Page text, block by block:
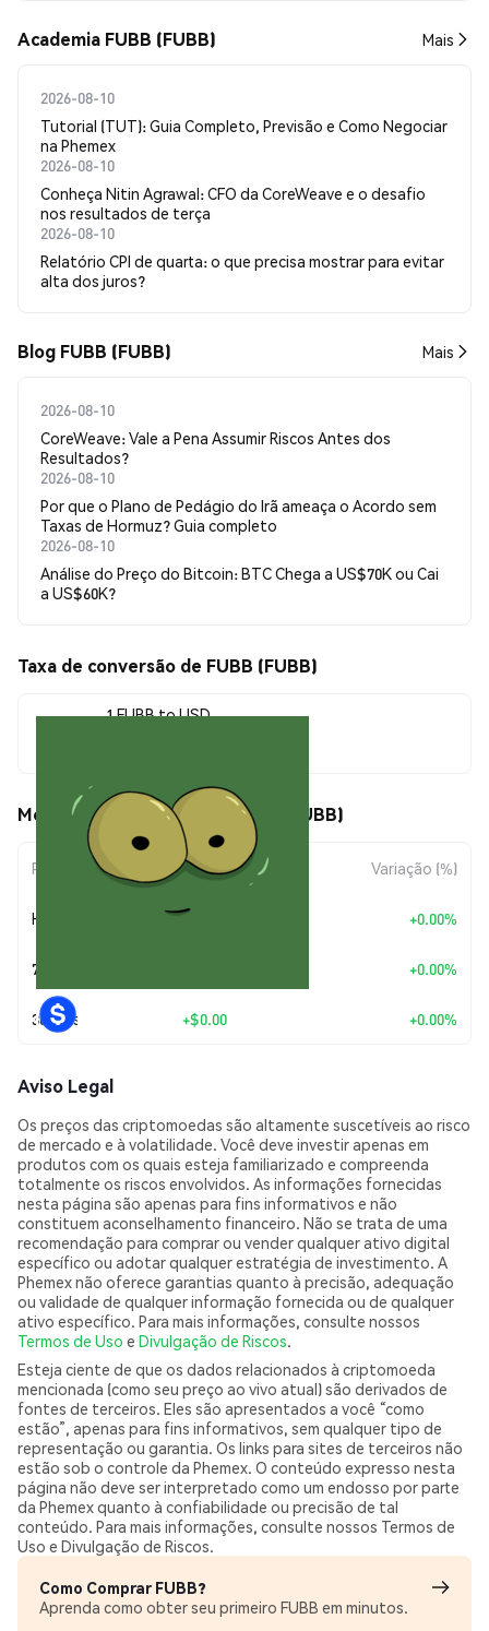
Academia FUBB (FUBB) Mais
2026-08-10
Tutorial (TUT): Guia Completo, Previsão e Como Negociar
na Phemex
2026-08-10
Conheça Nitin Agrawal: CFO da CoreWeave e o desafio
nos resultados de terça
2026-08-10
Relatório CPI de quarta: o que precisa mostrar para evitar
alta dos juros?
Blog FUBB (FUBB) Mais
2026-08-10
CoreWeave: Vale a Pena Assumir Riscos Antes dos
Resultados?
2026-08-10
Por que o Plano de Pedágio do Irã ameaça o Acordo sem
Taxas de Hormuz? Guia completo
2026-08-10
Análise do Preço do Bitcoin: BTC Chega a US$70K ou Cai
a US$60K?
Taxa de conversão de FUBB (FUBB)
1 FUBB to USD
Movimentos de preço de FUBB (FUBB)
Período Variação do Valor Variação (%)
Hoje + +0.00%
7 Dias +0.00%
30 Dias +$0.00 +0.00%
Aviso Legal
Os preços das criptomoedas são altamente suscetíveis ao risco
de mercado e à volatilidade. Você deve investir apenas em
produtos com os quais esteja familiarizado e compreenda
totalmente os riscos envolvidos. As informações fornecidas
nesta página são apenas para fins informativos e não
constituem aconselhamento financeiro. Não se trata de uma
recomendação para comprar ou vender qualquer ativo digital
específico ou adotar qualquer estratégia de investimento. A
Phemex não oferece garantias quanto à precisão, adequação
ou validade de qualquer informação fornecida ou de qualquer
ativo específico. Para mais informações, consulte nossos
Termos de Uso e Divulgação de Riscos.
Esteja ciente de que os dados relacionados à criptomoeda
mencionada (como seu preço ao vivo atual) são derivados de
fontes de terceiros. Eles são apresentados a você “como
estão”, apenas para fins informativos, sem qualquer tipo de
representação ou garantia. Os links para sites de terceiros não
estão sob o controle da Phemex. O conteúdo expresso nesta
página não deve ser interpretado como um endosso por parte
da Phemex quanto à confiabilidade ou precisão de tal
conteúdo. Para mais informações, consulte nossos Termos de
Uso e Divulgação de Riscos.
Como Comprar FUBB?
Aprenda como obter seu primeiro FUBB em minutos.